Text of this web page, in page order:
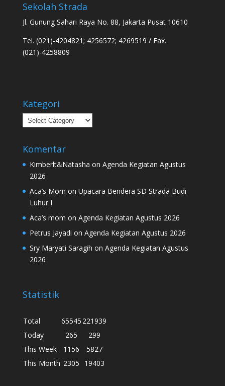
Sekolah Strada
Jl. Gunung Sahari Raya No. 88, Jakarta Pusat 10610
Tel. (021)-4204821; 4256572; 4269519 / Fax.
(021)-4258809
Kategori
Kategori
Komentar
Kimberlt&Natasha on Agenda Kegiatan Agustus
2026
Aca’s Mom on Upacara Bendera SD Strada Budi
Luhur I
Aca’s mom on Agenda Kegiatan Agustus 2026
Petrus Jayadi on Agenda Kegiatan Agustus 2026
Sry Maryati Saragih on Agenda Kegiatan Agustus
2026
Statistik
Total 65545 221939
Today
265
299
This Week
1156
5827
This Month 2305 19403